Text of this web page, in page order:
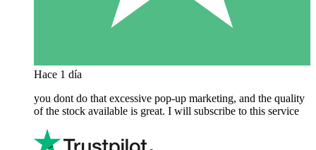
Hace 1 día
you dont do that excessive pop-up marketing, and the quality
of the stock available is great. I will subscribe to this service